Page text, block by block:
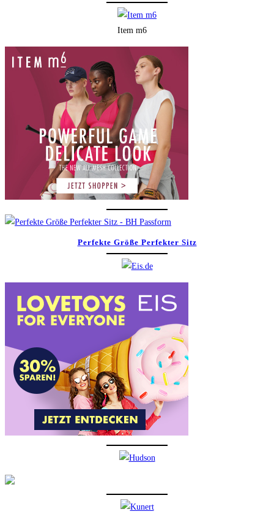
Item m6
Perfekte Größe Perfekter Sitz